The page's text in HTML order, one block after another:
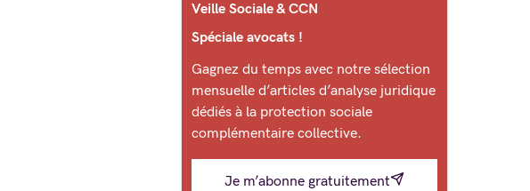
Veille Sociale & CCN
Spéciale avocats !
Gagnez du temps avec notre sélection
mensuelle d’articles d’analyse juridique
dédiés à la protection sociale
complémentaire collective.
Je m’abonne gratuitement